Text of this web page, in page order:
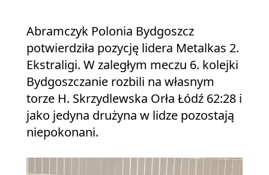
Abramczyk Polonia Bydgoszcz
potwierdziła pozycję lidera Metalkas 2.
Ekstraligi. W zaległym meczu 6. kolejki
Bydgoszczanie rozbili na własnym
torze H. Skrzydlewska Orła Łódź 62:28 i
jako jedyna drużyna w lidze pozostają
niepokonani.